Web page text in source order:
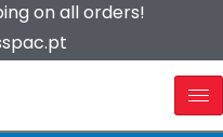
on all orders!